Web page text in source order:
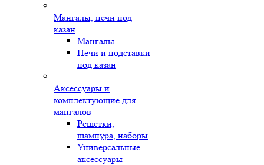
Мангалы, печи под
казан
Мангалы
Печи и подставки
под казан
Аксессуары и
комплектующие для
мангалов
Решетки,
шампура, наборы
Универсальные
аксессуары